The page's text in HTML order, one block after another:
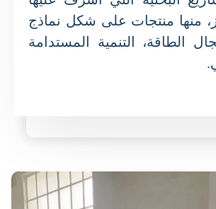
منها منتجات على شكل نماذج
الطاقة، التنمية المستدامة